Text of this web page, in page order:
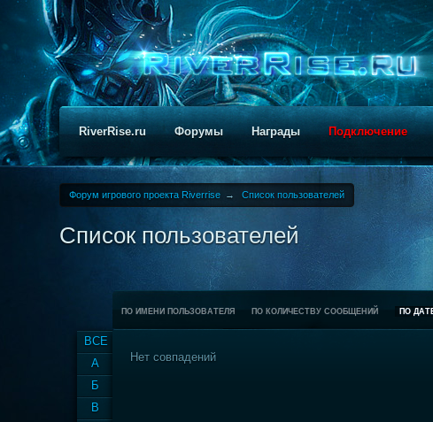
RiverRise.ru Форумы Награды Подключение
Форум игрового проекта Riverrise → Список пользователей
Список пользователей
ВСЕ
А
Б
В
ПО ИМЕНИ ПОЛЬЗОВАТЕЛЯ ПО КОЛИЧЕСТВУ СООБЩЕНИЙ ПО
Нет совпадений